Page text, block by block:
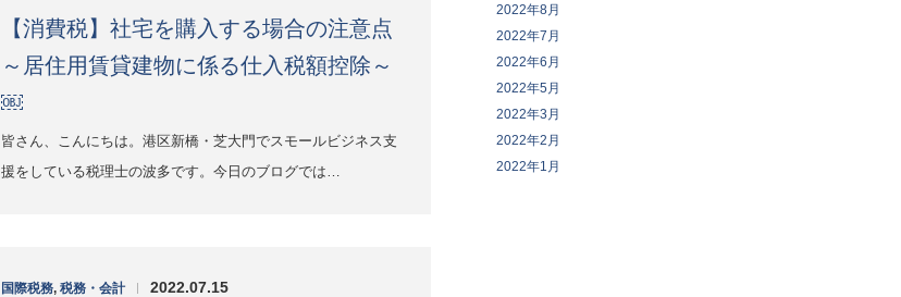
【消費税】社宅を購入する場合の注意点
～居住用賃貸建物に係る仕入税額控除～
￼
皆さん、こんにちは。港区新橋・芝大門でスモールビジネス支
援をしている税理士の波多です。今日のブログでは…
国際税務, 税務・会計 | 2022.07.15
2022年8月
2022年7月
2022年6月
2022年5月
2022年3月
2022年2月
2022年1月